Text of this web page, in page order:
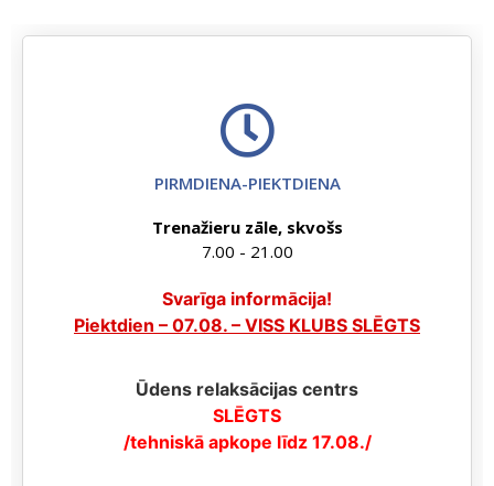
PIRMDIENA-PIEKTDIENA
Trenažieru zāle, skvošs
7.00 - 21.00
Svarīga informācija!
Piektdien – 07.08. – VISS KLUBS SLĒGTS
Ūdens relaksācijas centrs
SLĒGTS
/tehniskā apkope līdz 17.08./